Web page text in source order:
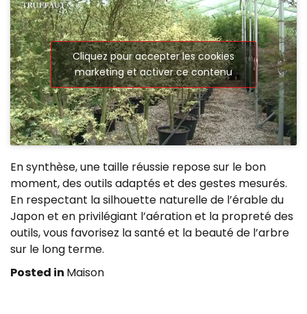
Cliquez pour accepter les cookies
marketing et activer ce contenu
En synthèse, une taille réussie repose sur le bon
moment, des outils adaptés et des gestes mesurés.
En respectant la silhouette naturelle de l’érable du
Japon et en privilégiant l’aération et la propreté des
outils, vous favorisez la santé et la beauté de l’arbre
sur le long terme.
Posted in Maison